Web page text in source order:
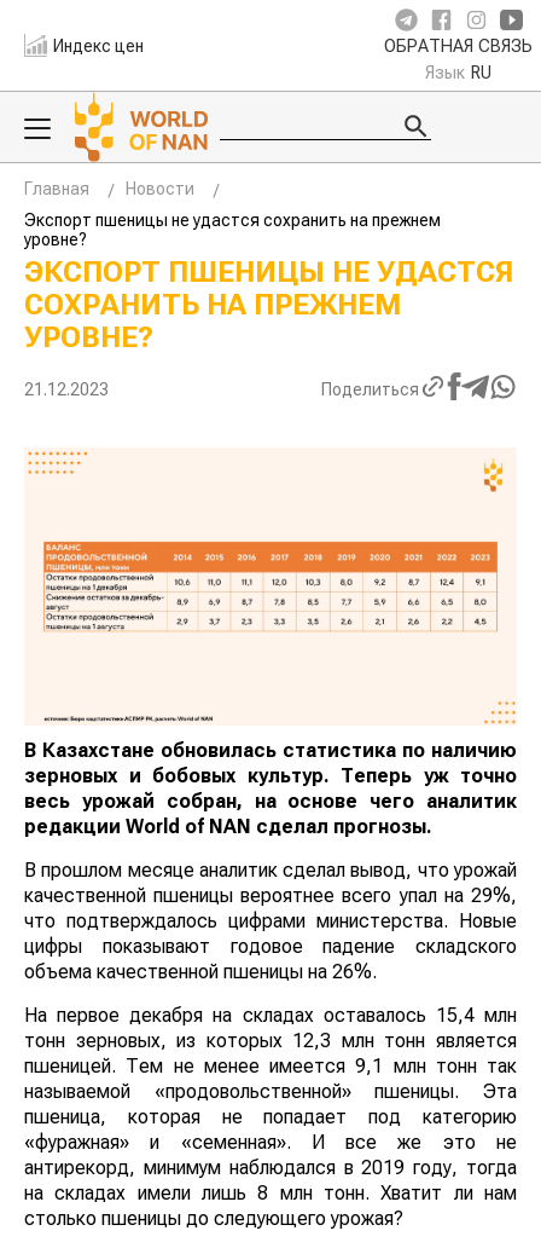
Индекс цен ОБРАТНАЯ СВЯЗЬ
Язык RU
Главная
Новости
Экспорт пшеницы не удастся сохранить на прежнем
уровне?
ЭКСПОРТ ПШЕНИЦЫ НЕ УДАСТСЯ
СОХРАНИТЬ НА ПРЕЖНЕМ
УРОВНЕ?
21.12.2023 Поделиться
В Казахстане обновилась статистика по наличию
зерновых и бобовых культур. Теперь уж точно
весь урожай собран, на основе чего аналитик
редакции World of NAN сделал прогнозы.
В прошлом месяце аналитик сделал вывод, что урожай
качественной пшеницы вероятнее всего упал на 29%,
что подтверждалось цифрами министерства. Новые
цифры показывают годовое падение складского
объема качественной пшеницы на 26%.
На первое декабря на складах оставалось 15,4 млн
тонн зерновых, из которых 12,3 млн тонн является
пшеницей. Тем не менее имеется 9,1 млн тонн так
называемой «продовольственной» пшеницы. Эта
пшеница, которая не попадает под категорию
«фуражная» и «семенная». И все же это не
антирекорд, минимум наблюдался в 2019 году, тогда
на складах имели лишь 8 млн тонн. Хватит ли нам
столько пшеницы до следующего урожая?